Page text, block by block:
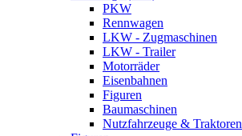
PKW
Rennwagen
LKW - Zugmaschinen
LKW - Trailer
Motorräder
Eisenbahnen
Figuren
Baumaschinen
Nutzfahrzeuge & Traktoren